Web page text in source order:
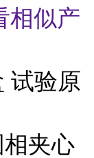
相似产
试验原
夹心